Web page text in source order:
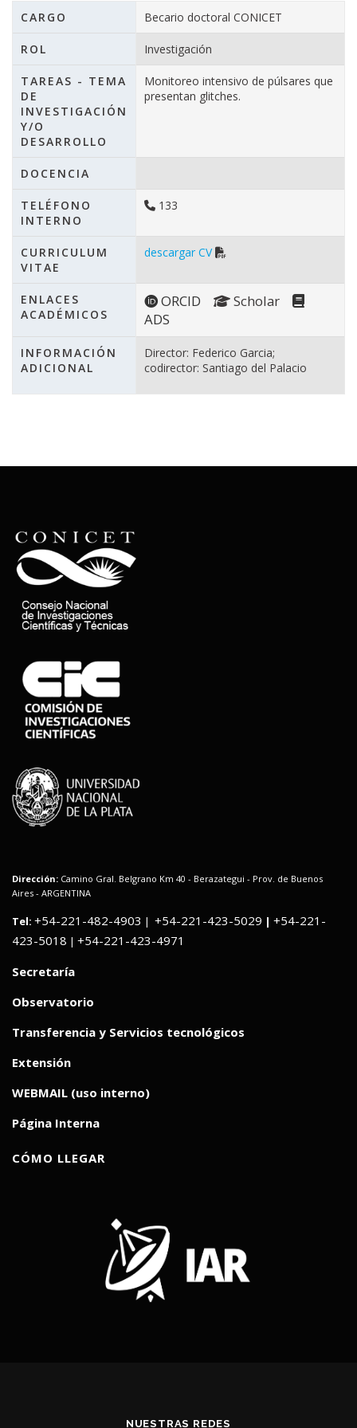
CARGO Becario doctoral CONICET
ROL Investigación
TAREAS - TEMA
DE
INVESTIGACIÓN
Y/O
DESARROLLO
Monitoreo intensivo de púlsares que
presentan glitches.
DOCENCIA
TELÉFONO
INTERNO
133
CURRICULUM
VITAE
descargar CV
ENLACES
ACADÉMICOS
ORCID
Scholar
ADS
INFORMACIÓN
ADICIONAL
Director: Federico Garcia;
codirector: Santiago del Palacio
Dirección: Camino Gral. Belgrano Km 40 - Berazategui - Prov. de Buenos
Aires - ARGENTINA
Tel: +54-221-482-4903 | +54-221-423-5029 | +54-221-
423-5018 | +54-221-423-4971
Secretaría
Observatorio
Transferencia y Servicios tecnológicos
Extensión
WEBMAIL (uso interno)
Página Interna
CÓMO LLEGAR
NUESTRAS REDES